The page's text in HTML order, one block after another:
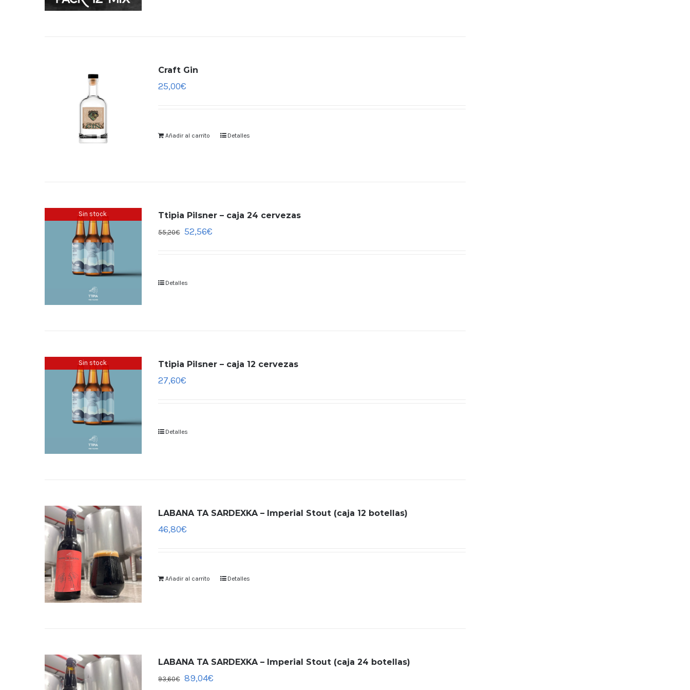
Craft Gin
25,00€
Añadir al carrito Detalles
Sin stock Ttipia Pilsner – caja 24 cervezas
55,20€ 52,56€
Detalles
Sin stock Ttipia Pilsner – caja 12 cervezas
27,60€
Detalles
LABANA TA SARDEXKA – Imperial Stout (caja 12 botellas)
46,80€
Añadir al carrito Detalles
LABANA TA SARDEXKA – Imperial Stout (caja 24 botellas)
93,60€ 89,04€